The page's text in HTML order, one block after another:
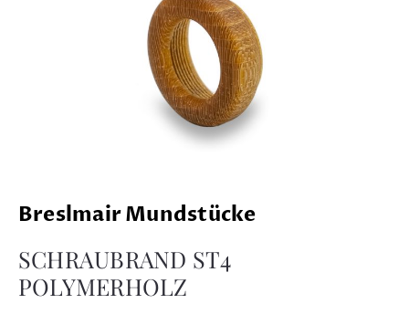
Breslmair Mundstücke
SCHRAUBRAND ST4
POLYMERHOLZ